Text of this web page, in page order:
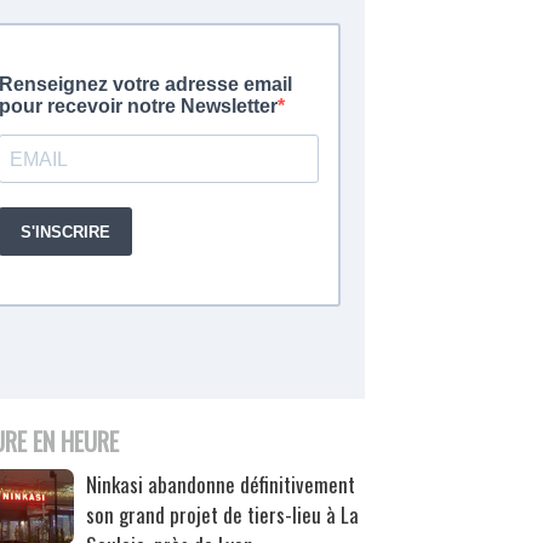
EN HEURE
Ninkasi abandonne définitivement
son grand projet de tiers-lieu à La